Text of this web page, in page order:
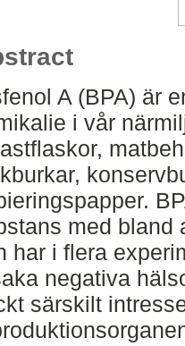
A (BPA) är
i vår
med bland
har i flera
negativa
särskilt